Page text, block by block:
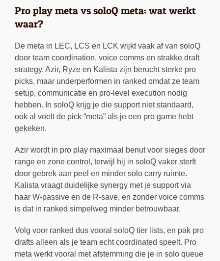
Pro play meta vs soloQ meta: wat werkt
waar?
De meta in LEC, LCS en LCK wijkt vaak af van soloQ
door team coordination, voice comms en strakke draft
strategy. Azir, Ryze en Kalista zijn berucht sterke pro
picks, maar underperformen in ranked omdat ze team
setup, communicatie en pro-level execution nodig
hebben. In soloQ krijg je die support niet standaard,
ook al voelt de pick “meta” als je een pro game hebt
gekeken.
Azir wordt in pro play maximaal benut voor sieges door
range en zone control, terwijl hij in soloQ vaker sterft
door gebrek aan peel en minder solo carry ruimte.
Kalista vraagt duidelijke synergy met je support via
haar W-passive en de R-save, en zonder voice comms
is dat in ranked simpelweg minder betrouwbaar.
Volg voor ranked dus vooral soloQ tier lists, en pak pro
drafts alleen als je team echt coordinated speelt. Pro
meta werkt vooral met afstemming die je in solo queue